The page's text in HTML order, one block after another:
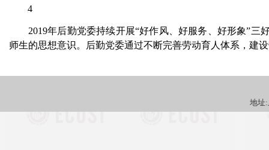
4
2019年后勤党委持续开展“好作风、好服务、好形象”三
师生的思想意识。后勤党委通过不断完善劳动育人体系，建
地址: